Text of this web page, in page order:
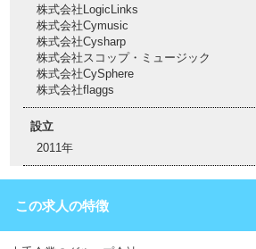
株式会社LogicLinks
株式会社Cymusic
株式会社Cysharp
株式会社スコップ・ミュージック
株式会社CySphere
株式会社flaggs
設立
2011年
この求人の特徴